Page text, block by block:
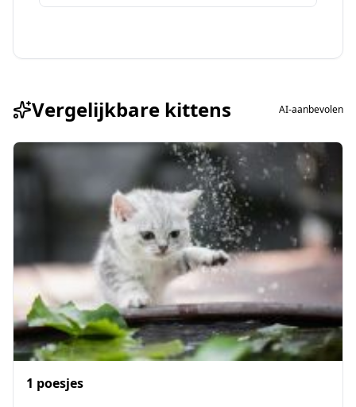
Vergelijkbare kittens AI-aanbevolen
1 poesjes